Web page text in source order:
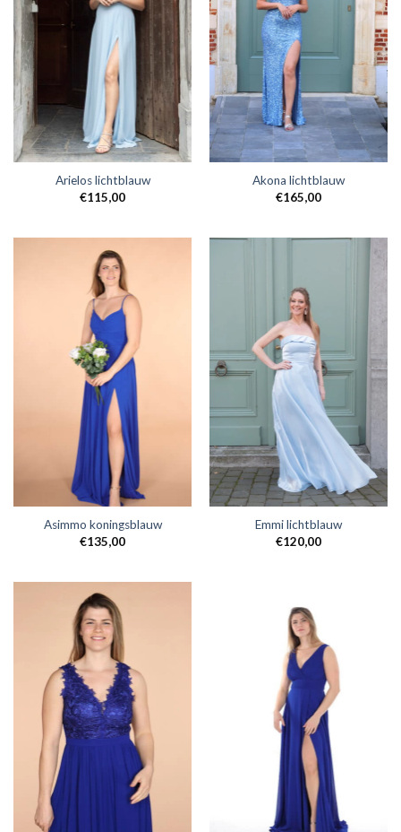
Arielos lichtblauw
€115,00
Akona lichtblauw
€165,00
Asimmo koningsblauw
€135,00
Emmi lichtblauw
€120,00